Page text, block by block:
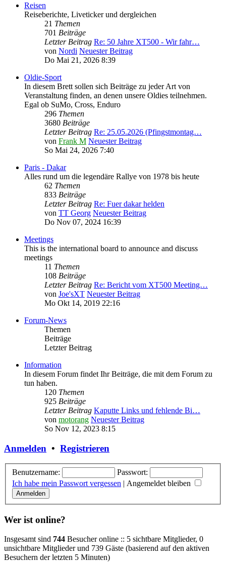
Reisen
Reiseberichte, Liveticker und dergleichen
21 Themen
701 Beiträge
Letzter Beitrag Re: 50 Jahre XT500 - Wir fahr…
von Nordi Neuester Beitrag
Do Mai 21, 2026 8:39
Oldie-Sport
In diesem Brett sollen sich Beiträge zu jeder Art von
Veranstaltung finden, an denen unsere Oldies teilnehmen.
Egal ob SuMo, Cross, Enduro
296 Themen
3680 Beiträge
Letzter Beitrag Re: 25.05.2026 (Pfingstmontag…
von Frank M Neuester Beitrag
So Mai 24, 2026 7:40
Paris - Dakar
Alles rund um die legendäre Rallye von 1978 bis heute
62 Themen
833 Beiträge
Letzter Beitrag Re: Fuer dakar helden
von TT Georg Neuester Beitrag
Do Nov 07, 2024 16:39
Meetings
This is the international board to announce and discuss
meetings
11 Themen
108 Beiträge
Letzter Beitrag Re: Bericht vom XT500 Meeting…
von Joe'sXT Neuester Beitrag
Mo Okt 14, 2019 22:16
Forum-News
Themen
Beiträge
Letzter Beitrag
Information
In diesem Forum findet Ihr Beiträge, die mit dem Forum zu
tun haben.
120 Themen
925 Beiträge
Letzter Beitrag Kaputte Links und fehlende Bi…
von motorang Neuester Beitrag
So Nov 12, 2023 8:15
Anmelden • Registrieren
Benutzername:
Passwort:
Ich habe mein Passwort vergessen | Angemeldet bleiben
Wer ist online?
Insgesamt sind 744 Besucher online :: 5 sichtbare Mitglieder, 0
unsichtbare Mitglieder und 739 Gäste (basierend auf den aktiven
Besuchern der letzten 5 Minuten)